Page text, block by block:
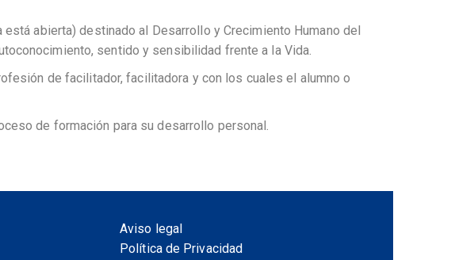
abierta) destinado al Desarrollo y Crecimiento Humano del
sentido y sensibilidad frente a la Vida.
de facilitador, facilitadora y con los cuales el alumno o
de formación para su desarrollo personal.
Aviso legal
Política de Privacidad